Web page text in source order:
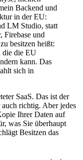
Backend und
in der EU:
LM Studio, statt
Firebase und
besitzen heißt:
die die EU
kann. Das
sich in
SaaS. Das ist der
richtig. Aber jedes
Ihrer Daten auf
was Sie überhaupt
Besitzen das